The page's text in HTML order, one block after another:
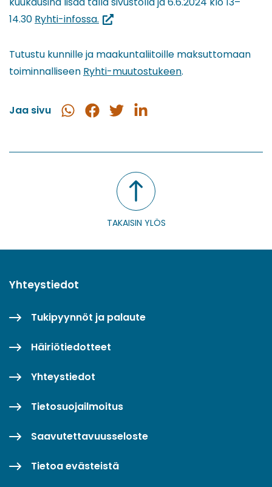
14.30 Ryhti-infossa. (siirryt
palveluun)
Tutustu kunnille ja maakuntaliitoille maksuttomaan
toiminnalliseen Ryhti-muutostukeen.
Jaa sivu
Jaa
Jaa
Jaa
Jaa
TAKAISIN YLÖS
Yhteystiedot
Tukipyynnöt ja palaute
Häiriötiedotteet
Yhteystiedot
Tietosuojailmoitus
Saavutettavuusseloste
Tietoa evästeistä